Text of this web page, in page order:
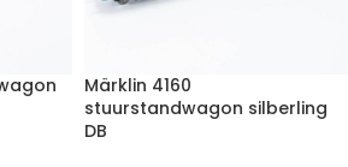
Märklin 4160
stuurstandwagon silberling
DB